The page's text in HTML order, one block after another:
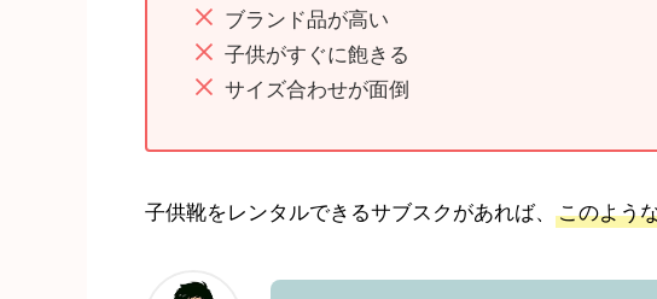
ブランド品が高い
子供がすぐに飽きる
サイズ合わせが面倒
子供靴をレンタルできるサブスクがあれば、 このよう